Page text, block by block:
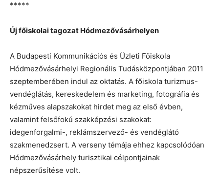
*****
Új főiskolai tagozat Hódmezővásárhelyen
A Budapesti Kommunikációs és Üzleti Főiskola
Hódmezővásárhelyi Regionális Tudásközpontjában 2011
szeptemberében indul az oktatás. A főiskola turizmus-
vendéglátás, kereskedelem és marketing, fotográfia és
kézműves alapszakokat hirdet meg az első évben,
valamint felsőfokú szakképzési szakokat:
idegenforgalmi-, reklámszervező- és vendéglátó
szakmenedzsert. A verseny témája ehhez kapcsolódóan
Hódmezővásárhely turisztikai célpontjainak
népszerűsítése volt.